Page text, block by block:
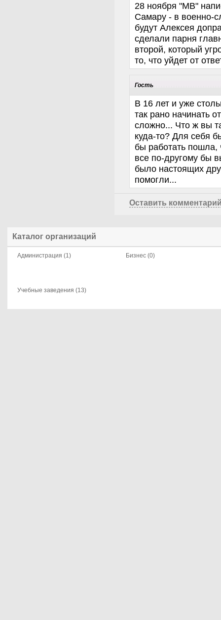
28 ноября "МВ"
Самару - в военно-
будут Алексея
сделали парня
второй, который
то, что уйдет от
Гость
В 16 лет и уже
так рано начинать
сложно... Что ж вы
куда-то? Для себя
бы работать пошла,
все по-другому бы
было настоящих
помогли...
Оставить
Каталог организаций
Администрация (1) Бизнес (0)
Учебные заведения (13)